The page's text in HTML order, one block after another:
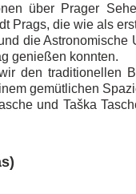
über Prager
Prags, die wie als
die
genießen konnten.
den
gemütlichen
und Taška